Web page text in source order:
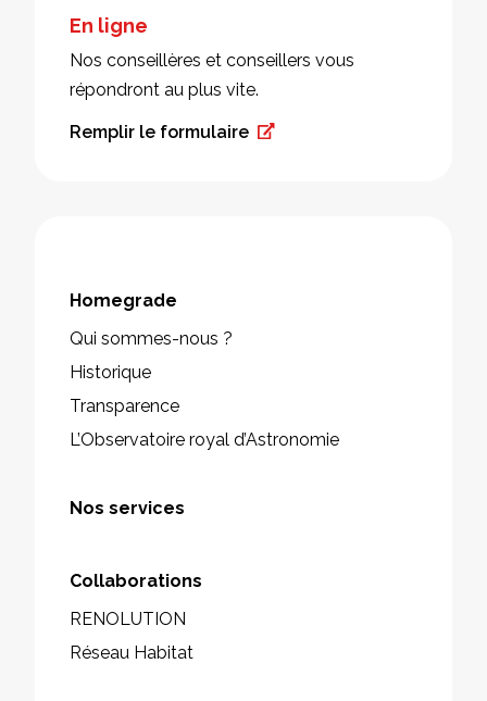
En ligne
Nos conseillères et conseillers vous
répondront au plus vite.
Remplir le formulaire
Homegrade
Qui sommes-nous ?
Historique
Transparence
L’Observatoire royal d’Astronomie
Nos services
Collaborations
RENOLUTION
Réseau Habitat